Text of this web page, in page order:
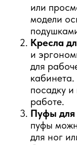
или
модели
Кресла
и
для
посадку
работе.
Пуфы для
пуфы
для ног